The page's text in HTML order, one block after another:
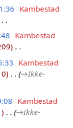
Kambestad
Kambestad
Kambestad
→Ikke-
Kambestad
→Ikke-